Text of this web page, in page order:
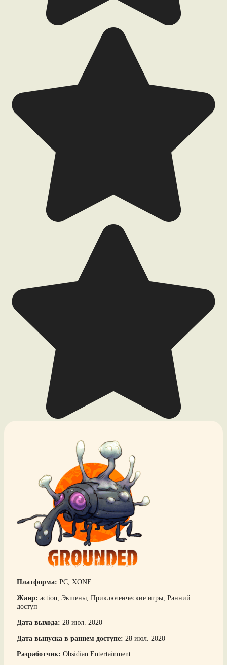
Платформа: PC, XONE
Жанр: action, Экшены, Приключенческие игры, Ранний
доступ
Дата выхода: 28 июл. 2020
Дата выпуска в раннем доступе: 28 июл. 2020
Разработчик: Obsidian Entertainment